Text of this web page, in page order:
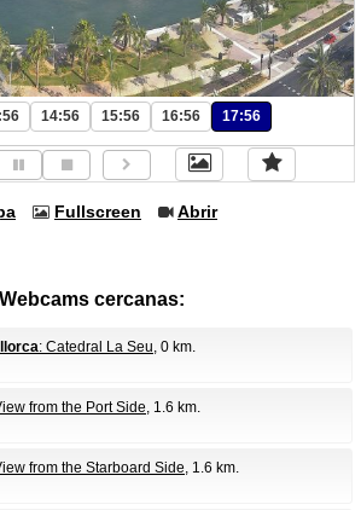
14:56 15:56 16:56 17:56
Fullscreen Abrir
Webcams cercanas:
: Catedral La Seu, 0 km.
from the Port Side, 1.6 km.
from the Starboard Side, 1.6 km.